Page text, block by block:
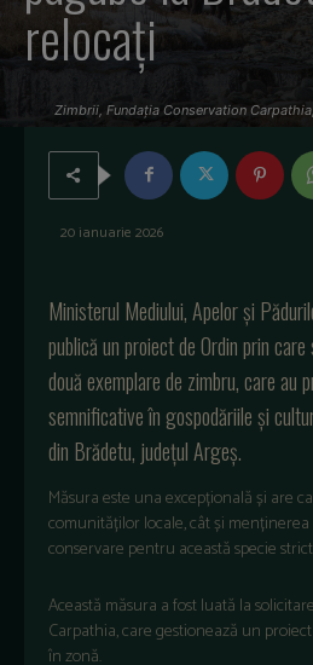
relocați
Zimbrii, Fundația Conservation
20 ianuarie 2026
Ministerul Mediului, Apelor și
publică un proiect de Ordin prin
două exemplare de zimbru, care au
semnificative în gospodăriile și
din Brădetu, județul Argeș.
Măsura este una excepțională și are
comunităților locale, cât și
conservare pentru această specie
Această măsura a fost luată la
Carpathia, care gestionează un
în zonă.